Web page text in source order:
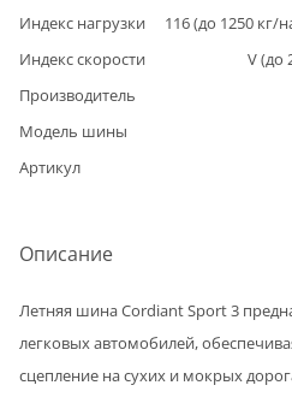
Индекс нагрузки
116(до 1250 кг/
Индекс скорости
V(до
Производитель
Модель шины
Артикул
Описание
Летняя шина Cordiant Sport 3
легковых автомобилей,
сцепление на сухих и мокрых